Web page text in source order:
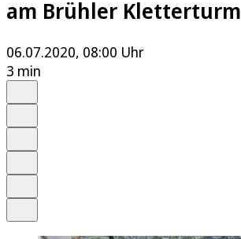
am Brühler Kletterturm
06.07.2020, 08:00 Uhr
3 min